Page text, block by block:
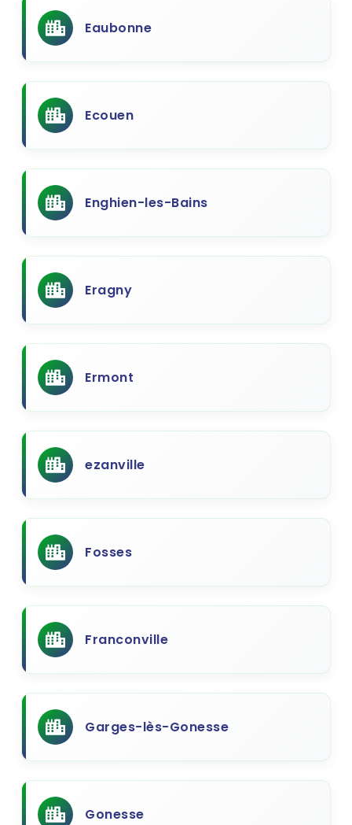
Eaubonne
Ecouen
Enghien-les-Bains
Eragny
Ermont
ezanville
Fosses
Franconville
Garges-lès-Gonesse
Gonesse